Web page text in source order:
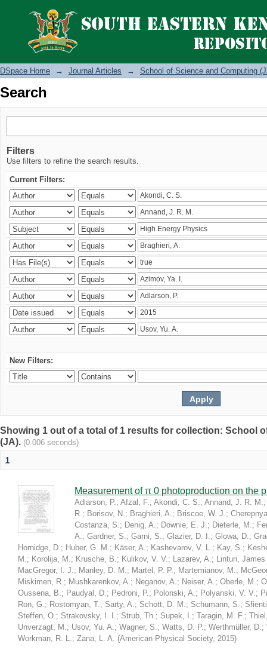
Search
DSpace Home → Journal Articles → School of Science and Computing
Search
Filters
Use filters to refine the search results.
Current Filters:
New Filters:
Showing 1 out of a total of 1 results for collection: School
(JA). (0.006 seconds)
1
Measurement of π 0 photoproduction on the
Adlarson, P.; Afzal, F.; Akondi, C. S.; Annand, J. R. M.;
R.; Borisov, N.; Braghieri, A.; Briscoe, W. J.;
Costanza, S.; Denig, A.; Downie, E. J.; Dieterle, M.;
A.; Gardner, S.; Garni, S.; Glazier, D. I.; Glowa, D.;
Hornidge, D.; Huber, G. M.; Käser, A.; Kashevarov, V. L.; Kay, S.;
M.; Korolija, M.; Krusche, B.; Kulikov, V. V.; Lazarev, A.; Linturi,
MacGregor, I. J.; Manley, D. M.; Martel, P. P.; Martemianov, M.;
Miskimen, R.; Mushkarenkov, A.; Neganov, A.; Neiser, A.; Oberle, M.;
Oussena, B.; Paudyal, D.; Pedroni, P.; Polonski, A.; Polyanski, V. V.;
Ron, G.; Rostomyan, T.; Sarty, A.; Schott, D. M.; Schumann, S.;
Steffen, O.; Strakovsky, I. I.; Strub, Th.; Supek, I.; Taragin, M. F.;
Unverzagt, M.; Usov, Yu. A.; Wagner, S.; Watts, D. P.; Werthmüller, D.;
Workman, R. L.; Zana, L. A. (American Physical Society, 2015)